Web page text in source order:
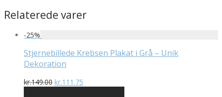
Relaterede varer
-25%
Stjernebillede Krebsen Plakat i Grå – Unik
Dekoration
kr.149.00 Den
kr.111.75